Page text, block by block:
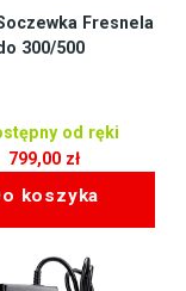
Fresnela
300/500
od ręki
799,00 zł
koszyka